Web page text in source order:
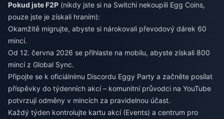
Pokud jste F2P (nikdy jste si na Switchi nekoupili Egg Coins,
pouze jste je získali hraním):
Okamžitě migrujte, abyste si nárokovali převodový dárek 60
mincí.
Od 12. června 2026 se přihlaste na mobilu, abyste získali 800
mincí z Global Sync.
Připojte se k oficiálnímu Discordu Eggy Party a začněte posílat
příspěvky do týdenních akcí – komunitní průvodci na YouTube
potvrzují odměny v mincích za pravidelnou účast.
Každý týden kontrolujte kartu akcí (Events) a centrum pro